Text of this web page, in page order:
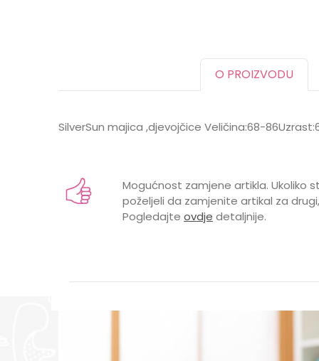
O PROIZVODU
SilverSun majica ,djevojčice Veličina:68-
BOJA
Mogućnost zamjene artikla. Ukoliko
poželjeli da zamjenite artikal za
Pogledajte ovdje detaljnije.